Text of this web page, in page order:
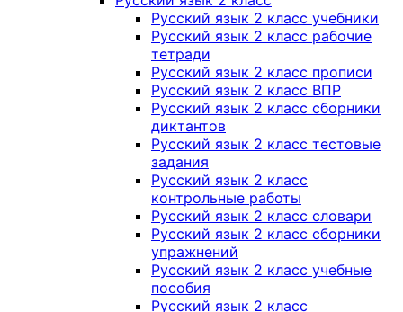
Русский язык 2 класс учебники
Русский язык 2 класс рабочие
тетради
Русский язык 2 класс прописи
Русский язык 2 класс ВПР
Русский язык 2 класс сборники
диктантов
Русский язык 2 класс тестовые
задания
Русский язык 2 класс
контрольные работы
Русский язык 2 класс словари
Русский язык 2 класс сборники
упражнений
Русский язык 2 класс учебные
пособия
Русский язык 2 класс